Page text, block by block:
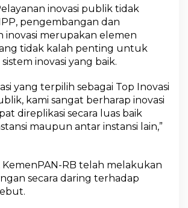
inovasi publik tidak
pengembangan dan
inovasi merupakan elemen
tidak kalah penting untuk
inovasi yang baik.
yang terpilih sebagai Top Inovasi
kami sangat berharap inovasi
direplikasi secara luas baik
maupun antar instansi lain,”
RB telah melakukan
secara daring terhadap